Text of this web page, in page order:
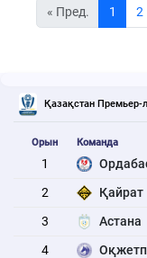
« Пред. 1 2
Қазақстан Премьер-
Орын Команда
1
2
Қайрат
3
Астана
4